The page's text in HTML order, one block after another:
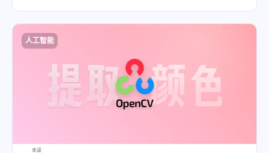
人工智能
未读